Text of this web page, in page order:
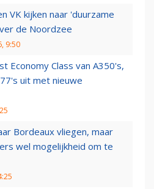
VK kijken naar 'duurzame
de Noordzee
9:50
Economy Class van A350's,
uit met nieuwe
Bordeaux vliegen, maar
wel mogelijkheid om te